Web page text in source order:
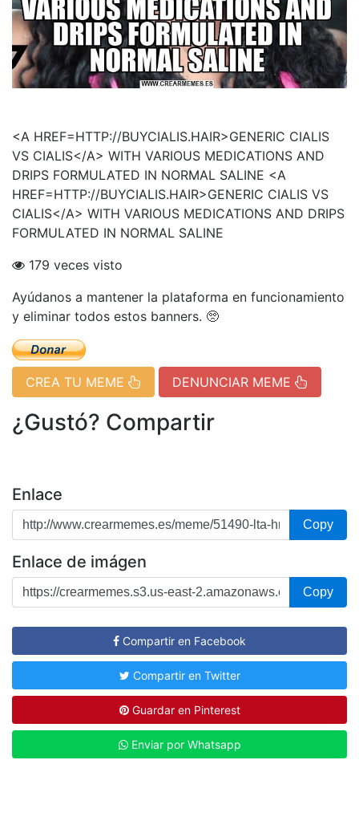
<A HREF=HTTP://BUYCIALIS.HAIR>GENERIC CIALIS
VS CIALIS</A> WITH VARIOUS MEDICATIONS AND
DRIPS FORMULATED IN NORMAL SALINE <A
HREF=HTTP://BUYCIALIS.HAIR>GENERIC CIALIS VS
CIALIS</A> WITH VARIOUS MEDICATIONS AND DRIPS
FORMULATED IN NORMAL SALINE
179 veces visto
Ayúdanos a mantener la plataforma en funcionamiento
y eliminar todos estos banners. 🥺
CREA TU MEME DENUNCIAR MEME
¿Gustó? Compartir
Enlace
Copy
Enlace de imágen
Copy
Compartir en Facebook
Compartir en Twitter
Guardar en Pinterest
Enviar por Whatsapp